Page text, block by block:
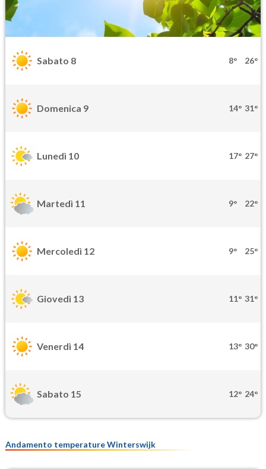
Sabato 8 8° 26°
Domenica 9 14° 31°
Lunedì 10 17° 27°
Martedì 11 9° 22°
Mercoledì 12 9° 25°
Giovedì 13 11° 31°
Venerdì 14 13° 30°
Sabato 15 12° 24°
Andamento temperature Winterswijk